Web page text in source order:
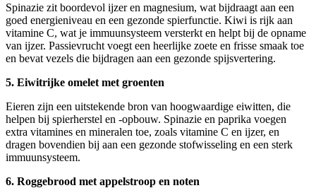
Spinazie zit boordevol ijzer en magnesium, wat bijdraagt aan een
goed energieniveau en een gezonde spierfunctie. Kiwi is rijk aan
vitamine C, wat je immuunsysteem versterkt en helpt bij de opname
van ijzer. Passievrucht voegt een heerlijke zoete en frisse smaak toe
en bevat vezels die bijdragen aan een gezonde spijsvertering.
5. Eiwitrijke omelet met groenten
Eieren zijn een uitstekende bron van hoogwaardige eiwitten, die
helpen bij spierherstel en -opbouw. Spinazie en paprika voegen
extra vitamines en mineralen toe, zoals vitamine C en ijzer, en
dragen bovendien bij aan een gezonde stofwisseling en een sterk
immuunsysteem.
6. Roggebrood met appelstroop en noten